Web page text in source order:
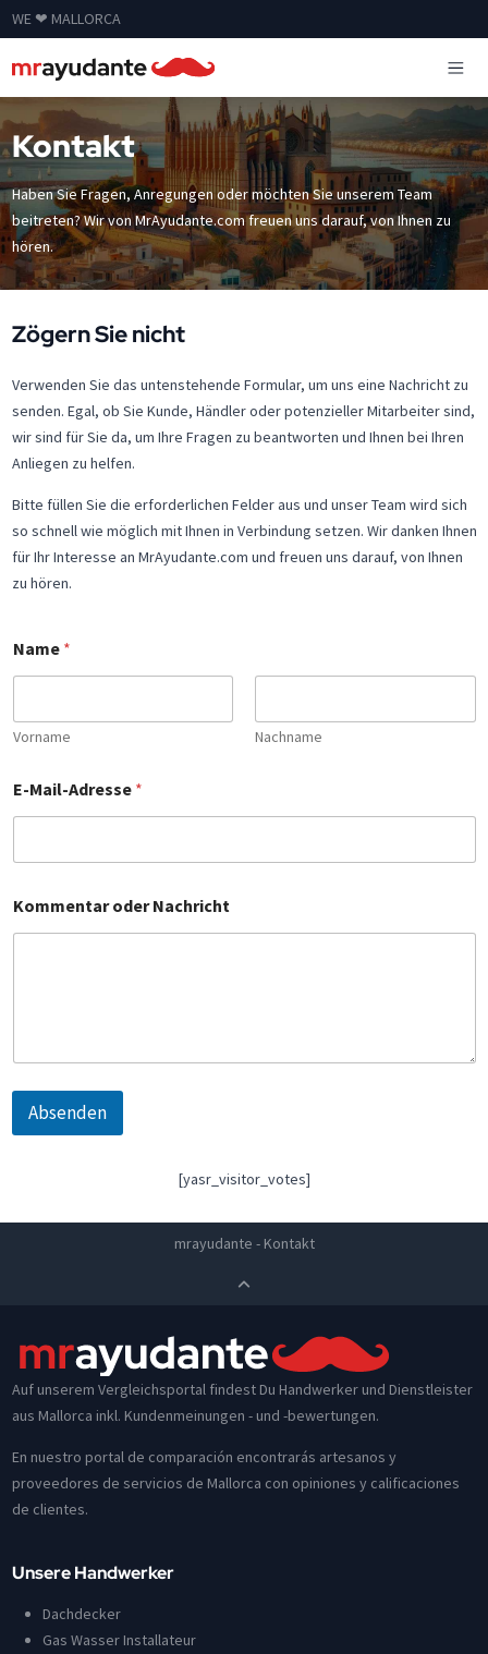
WE ❤ MALLORCA
Kontakt
Haben Sie Fragen, Anregungen oder möchten Sie unserem Team
beitreten? Wir von MrAyudante.com freuen uns darauf, von Ihnen zu
hören.
Zögern Sie nicht
Verwenden Sie das untenstehende Formular, um uns eine Nachricht zu
senden. Egal, ob Sie Kunde, Händler oder potenzieller Mitarbeiter sind,
wir sind für Sie da, um Ihre Fragen zu beantworten und Ihnen bei Ihren
Anliegen zu helfen.
Bitte füllen Sie die erforderlichen Felder aus und unser Team wird sich
so schnell wie möglich mit Ihnen in Verbindung setzen. Wir danken Ihnen
für Ihr Interesse an MrAyudante.com und freuen uns darauf, von Ihnen
zu hören.
Name *
Vorname Nachname
E-Mail-Adresse *
Kommentar oder Nachricht
Absenden
[yasr_visitor_votes]
mrayudante - Kontakt
Auf unserem Vergleichsportal findest Du Handwerker und Dienstleister
aus Mallorca inkl. Kundenmeinungen - und -bewertungen.
En nuestro portal de comparación encontrarás artesanos y
proveedores de servicios de Mallorca con opiniones y calificaciones
de clientes.
Unsere Handwerker
Dachdecker
Gas Wasser Installateur